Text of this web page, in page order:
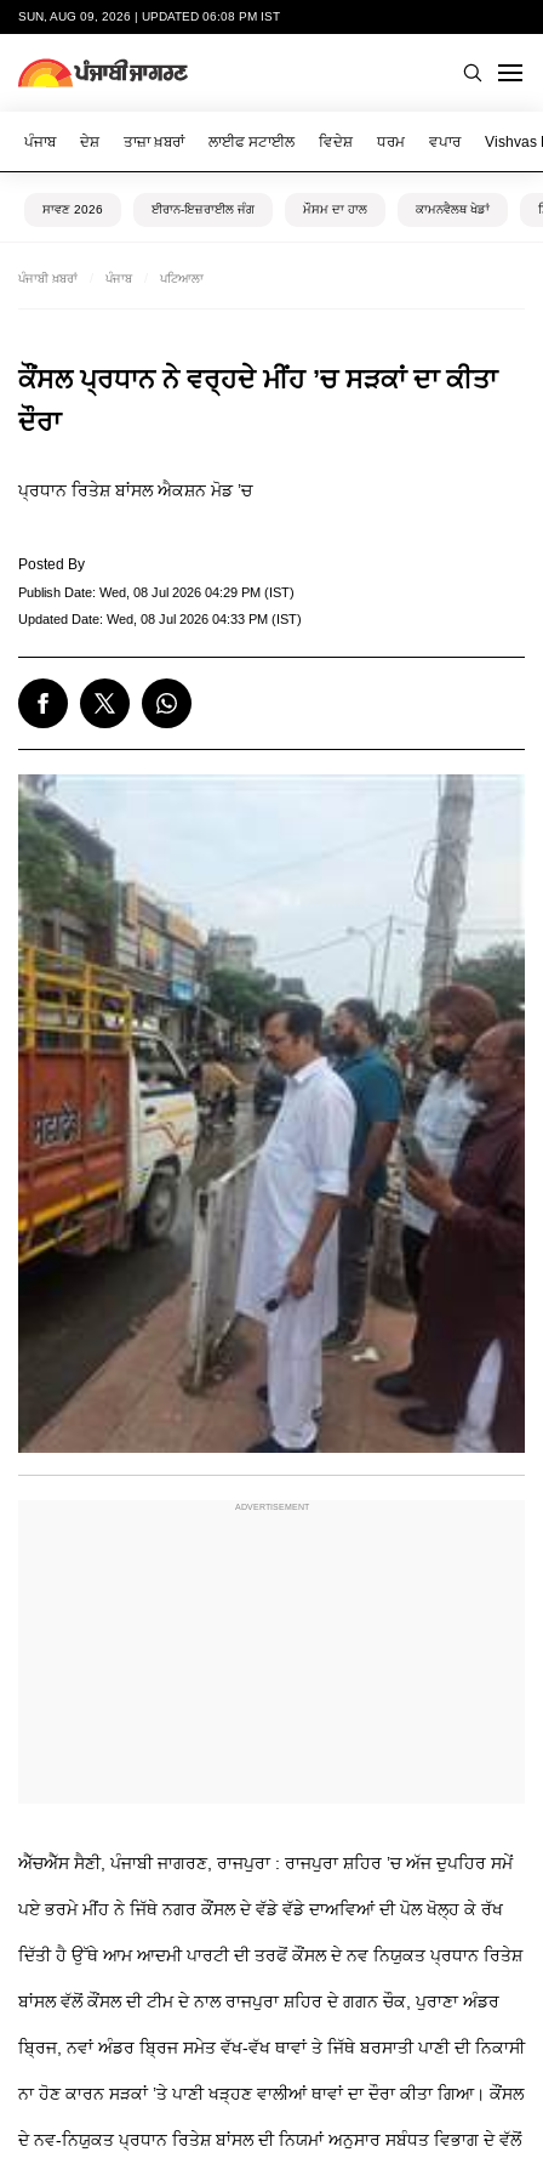
SUN, AUG 09, 2026 | UPDATED 06:08 PM IST
ਪੰਜਾਬ ਦੇਸ਼ ਤਾਜ਼ਾ ਖ਼ਬਰਾਂ ਲਾਈਫ ਸਟਾਈਲ ਵਿਦੇਸ਼ ਧਰਮ ਵਪਾਰ Vishvas
ਸਾਵਣ 2026 ਈਰਾਨ-ਇਜ਼ਰਾਈਲ ਜੰਗ ਮੌਸਮ ਦਾ ਹਾਲ ਕਾਮਨਵੈਲਥ ਖੇਡਾਂ
ਪੰਜਾਬੀ ਖ਼ਬਰਾਂ ਪੰਜਾਬ ਪਟਿਆਲਾ
ਕੌਂਸਲ ਪ੍ਰਧਾਨ ਨੇ ਵਰ੍ਹਦੇ ਮੀਂਹ ’ਚ ਸੜਕਾਂ ਦਾ ਕੀਤਾ
ਦੌਰਾ
ਪ੍ਰਧਾਨ ਰਿਤੇਸ਼ ਬਾਂਸਲ ਐਕਸ਼ਨ ਮੋਡ ’ਚ
Posted By
Publish Date: Wed, 08 Jul 2026 04:29 PM (IST)
Updated Date: Wed, 08 Jul 2026 04:33 PM (IST)
ਐੱਚਐੱਸ ਸੈਣੀ, ਪੰਜਾਬੀ ਜਾਗਰਣ, ਰਾਜਪੁਰਾ : ਰਾਜਪੁਰਾ ਸ਼ਹਿਰ ’ਚ ਅੱਜ ਦੁਪਹਿਰ ਸਮੇਂ
ਪਏ ਭਰਮੇ ਮੀਂਹ ਨੇ ਜਿੱਥੇ ਨਗਰ ਕੌਂਸਲ ਦੇ ਵੱਡੇ ਵੱਡੇ ਦਾਅਵਿਆਂ ਦੀ ਪੋਲ ਖੋਲ੍ਹ ਕੇ ਰੱਖ
ਦਿੱਤੀ ਹੈ ਉੱਥੇ ਆਮ ਆਦਮੀ ਪਾਰਟੀ ਦੀ ਤਰਫੋਂ ਕੌਂਸਲ ਦੇ ਨਵ ਨਿਯੁਕਤ ਪ੍ਰਧਾਨ ਰਿਤੇਸ਼
ਬਾਂਸਲ ਵੱਲੋਂ ਕੌਂਸਲ ਦੀ ਟੀਮ ਦੇ ਨਾਲ ਰਾਜਪੁਰਾ ਸ਼ਹਿਰ ਦੇ ਗਗਨ ਚੌਕ, ਪੁਰਾਣਾ ਅੰਡਰ
ਬ੍ਰਿਜ, ਨਵਾਂ ਅੰਡਰ ਬ੍ਰਿਜ ਸਮੇਤ ਵੱਖ-ਵੱਖ ਥਾਵਾਂ ਤੇ ਜਿੱਥੇ ਬਰਸਾਤੀ ਪਾਣੀ ਦੀ ਨਿਕਾਸੀ
ਨਾ ਹੋਣ ਕਾਰਨ ਸੜਕਾਂ ’ਤੇ ਪਾਣੀ ਖੜ੍ਹਣ ਵਾਲੀਆਂ ਥਾਵਾਂ ਦਾ ਦੌਰਾ ਕੀਤਾ ਗਿਆ। ਕੌਂਸਲ
ਦੇ ਨਵ-ਨਿਯੁਕਤ ਪ੍ਰਧਾਨ ਰਿਤੇਸ਼ ਬਾਂਸਲ ਦੀ ਨਿਯਮਾਂ ਅਨੁਸਾਰ ਸਬੰਧਤ ਵਿਭਾਗ ਦੇ ਵੱਲੋਂ